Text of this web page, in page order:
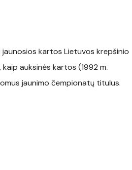
kartos Lietuvos krepšinio
auksinės kartos (1992 m.
jaunimo čempionatų titulus.